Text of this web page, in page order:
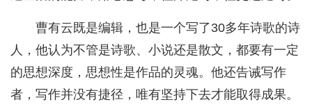
曹有云既是编辑，也是一个写了30多年诗歌的诗
人，他认为不管是诗歌、小说还是散文，都要有一定
的思想深度，思想性是作品的灵魂。他还告诫写作
者，写作并没有捷径，唯有坚持下去才能取得成果。